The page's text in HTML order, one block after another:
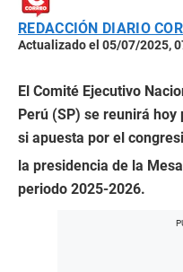
REDACCIÓN DIARIO
Actualizado el 05/07/2025,
El Comité Ejecutivo
Perú (SP) se reunirá
si apuesta por el
la presidencia de la
periodo 2025-2026.